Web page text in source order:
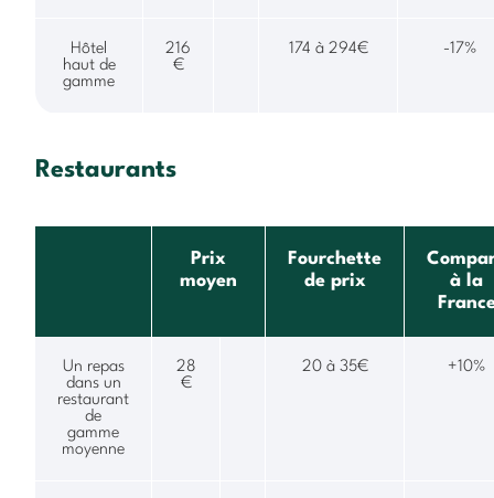
Hôtel
haut de
gamme
216
€
174 à 294€ -17%
Restaurants
Prix
moyen
Fourchette
de prix
à la
Un repas
dans un
restaurant
de
gamme
moyenne
28
€
20 à 35€ +10%